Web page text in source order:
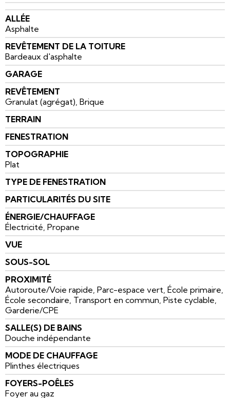
ALLÉE
Asphalte
REVÊTEMENT DE LA TOITURE
Bardeaux d'asphalte
GARAGE
REVÊTEMENT
Granulat (agrégat), Brique
TERRAIN
FENESTRATION
TOPOGRAPHIE
Plat
TYPE DE FENESTRATION
PARTICULARITÉS DU SITE
ÉNERGIE/CHAUFFAGE
Électricité, Propane
VUE
SOUS-SOL
PROXIMITÉ
Autoroute/Voie rapide, Parc-espace vert, École primaire,
École secondaire, Transport en commun, Piste cyclable,
Garderie/CPE
SALLE(S) DE BAINS
Douche indépendante
MODE DE CHAUFFAGE
Plinthes électriques
FOYERS-POÊLES
Foyer au gaz